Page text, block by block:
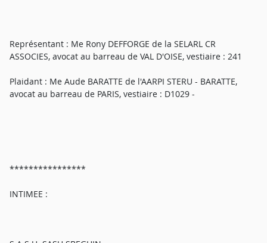
Représentant : Me Rony DEFFORGE de la SELARL CR
ASSOCIES, avocat au barreau de VAL D'OISE, vestiaire : 241
Plaidant : Me Aude BARATTE de l'AARPI STERU - BARATTE,
avocat au barreau de PARIS, vestiaire : D1029 -
****************
INTIMEE :